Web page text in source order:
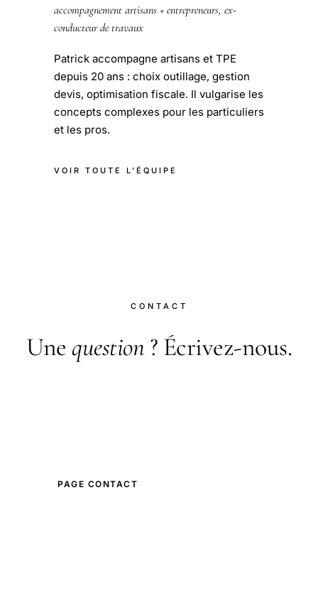
accompagnement artisans + entrepreneurs, ex-
conducteur de travaux
Patrick accompagne artisans et TPE
depuis 20 ans : choix outillage, gestion
devis, optimisation fiscale. Il vulgarise les
concepts complexes pour les particuliers
et les pros.
VOIR TOUTE L'ÉQUIPE
CONTACT
Une question ? Écrivez-nous.
PAGE CONTACT